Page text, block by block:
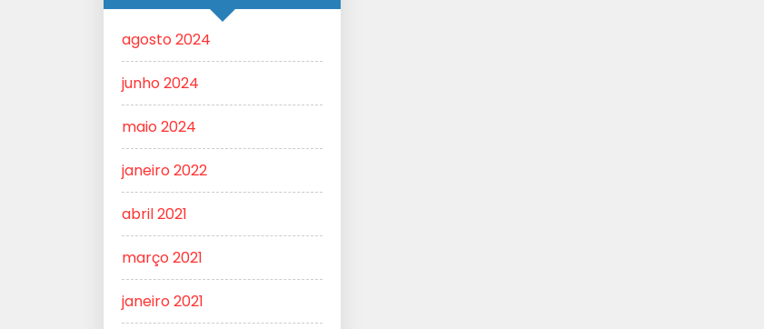
agosto 2024
junho 2024
maio 2024
janeiro 2022
abril 2021
março 2021
janeiro 2021